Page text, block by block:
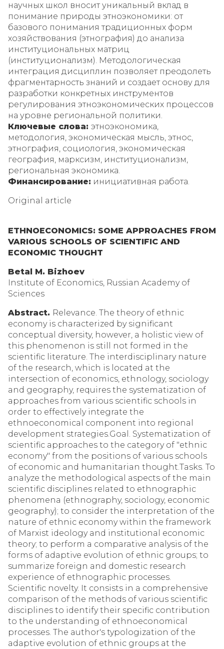
научных школ вносит уникальный вклад в
понимание природы этноэкономики: от
базового понимания традиционных форм
хозяйствования (этнография) до анализа
институциональных матриц
(институционализм). Методологическая
интеграция дисциплин позволяет преодолеть
фрагментарность знаний и создает основу для
разработки конкретных инструментов
регулирования этноэкономических процессов
на уровне региональной политики.
Ключевые слова: этноэкономика,
методология, экономическая мысль, этнос,
этнография, социология, экономическая
география, марксизм, институционализм,
региональная экономика.
Финансирование: инициативная работа.
Original article
ETHNOECONOMICS: SOME APPROACHES FROM
VARIOUS SCHOOLS OF SCIENTIFIC AND
ECONOMIC THOUGHT
Betal M. Bizhoev
Institute of Economics, Russian Academy of
Sciences
Abstract. Relevance. The theory of ethnic
economy is characterized by significant
conceptual diversity, however, a holistic view of
this phenomenon is still not formed in the
scientific literature. The interdisciplinary nature
of the research, which is located at the
intersection of economics, ethnology, sociology
and geography, requires the systematization of
approaches from various scientific schools in
order to effectively integrate the
ethnoeconomical component into regional
development strategies.Goal. Systematization of
scientific approaches to the category of "ethnic
economy" from the positions of various schools
of economic and humanitarian thought.Tasks. To
analyze the methodological aspects of the main
scientific disciplines related to ethnographic
phenomena (ethnography, sociology, economic
geography); to consider the interpretation of the
nature of ethnic economy within the framework
of Marxist ideology and institutional economic
theory; to perform a comparative analysis of the
forms of adaptive evolution of ethnic groups; to
summarize foreign and domestic research
experience of ethnographic processes.
Scientific novelty. It consists in a comprehensive
comparison of the methods of various scientific
disciplines to identify their specific contribution
to the understanding of ethnoeconomical
processes. The author's typologization of the
adaptive evolution of ethnic groups at the